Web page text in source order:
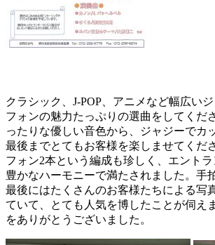
クラシック、J-POP、アニメなど幅広い
フォンの魅力たっぷりの選曲をしてくだ
ったりな優しい音色から、ジャジーでカ
最後までとてもお客様を楽しませてくだ
フォン2本という編成も珍しく、エント
豊かなハーモニーで満たされました。手
最後にはたくさんのお客様たちによる写
ていて、とても人気を博したことが伺え
をありがとうございました。